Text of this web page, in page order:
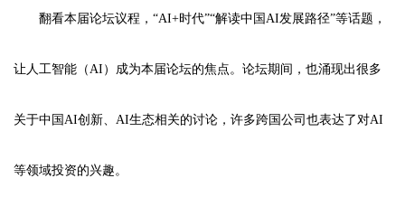
翻看本届论坛议程，“AI+时代”“解读中国AI发展路径”等话题，
让人工智能（AI）成为本届论坛的焦点。论坛期间，也涌现出很多
关于中国AI创新、AI生态相关的讨论，许多跨国公司也表达了对AI
等领域投资的兴趣。